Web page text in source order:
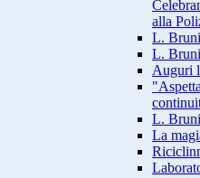
alla
L.
L.
Auguri
L.
La